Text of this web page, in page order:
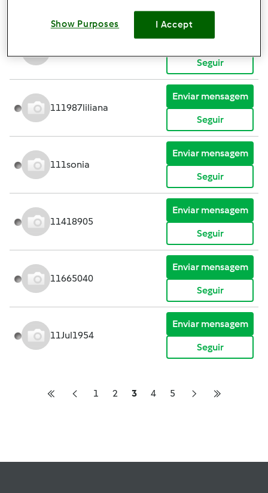
Enviar mensagem
Seguir
111987liliana
Enviar mensagem
Seguir
111sonia
Enviar mensagem
Seguir
11418905
Enviar mensagem
Seguir
11665040
Enviar mensagem
Seguir
11Jul1954
Enviar mensagem
Seguir
1 2 3 4 5
Show Purposes I Accept